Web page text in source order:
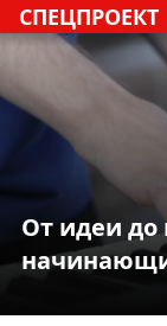
СПЕЦПРОЕКТ
От идеи